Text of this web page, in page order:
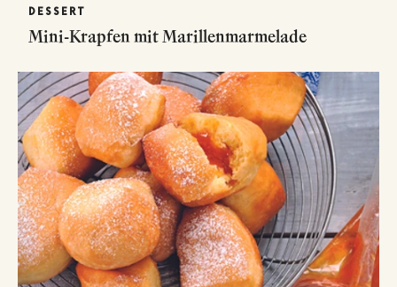
DESSERT
Mini-Krapfen mit Marillenmarmelade